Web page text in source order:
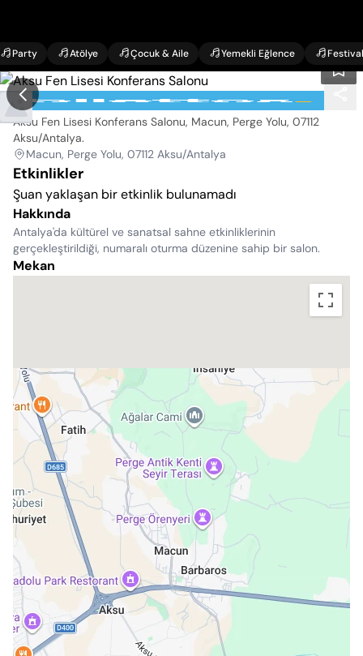
Party Atölye Çocuk & Aile Yemekli Eğlence Festival
Aksu Fen Lisesi Konferans Salonu
Aksu Fen Lisesi Konferans Salonu, Macun, Perge Yolu, 07112
Aksu/Antalya.
Macun, Perge Yolu, 07112 Aksu/Antalya
Etkinlikler
Şuan yaklaşan bir etkinlik bulunamadı
Hakkında
Antalya'da kültürel ve sanatsal sahne etkinliklerinin
gerçekleştirildiği, numaralı oturma düzenine sahip bir salon.
Mekan